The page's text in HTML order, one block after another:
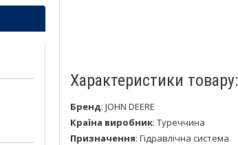
Характеристики товару:
Бренд: JOHN DEERE
Країна виробник: Туреччина
Призначення: Гідравлічна система